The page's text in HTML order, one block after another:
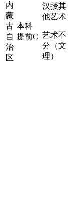
内
蒙
古
自
治
区
本科
提前C
汉授其
他艺术
艺术不
分（文
理）